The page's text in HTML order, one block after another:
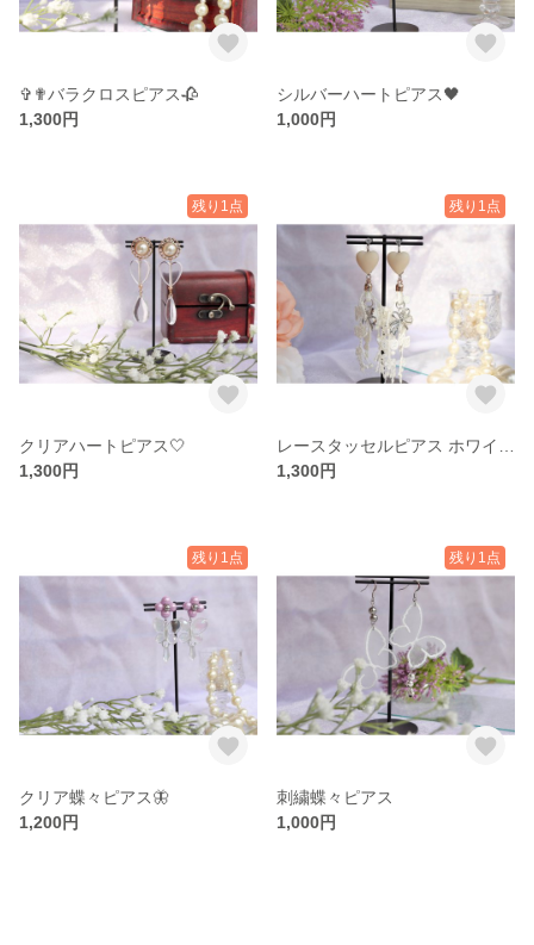
✞✟バラクロスピアス🥀
1,300円
シルバーハートピアス🖤
1,000円
残り1点
クリアハートピアス🤍
1,300円
残り1点
1,300円
残り1点
クリア蝶々ピアス🦋
1,200円
残り1点
刺繍蝶々ピアス
1,000円